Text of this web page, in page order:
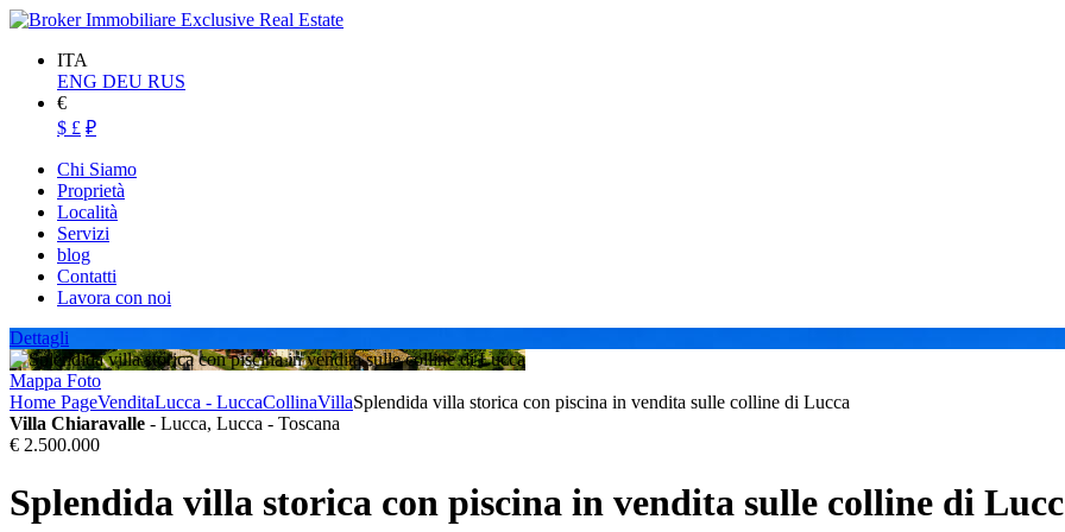
ITA
ENG DEU RUS
€
$ £ ₽
Chi Siamo
Proprietà
Località
Servizi
blog
Contatti
Lavora con noi
Dettagli
Mappa Foto
Home PageVenditaLucca - LuccaCollinaVillaSplendida villa storica con piscina in vendita sulle colline di Lucca
Villa Chiaravalle - Lucca, Lucca - Toscana
€ 2.500.000
Splendida villa storica con piscina in vendita sulle colline di